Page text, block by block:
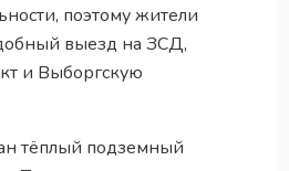
поэтому жители
выезд на ЗСД,
и Выборгскую
тёплый подземный